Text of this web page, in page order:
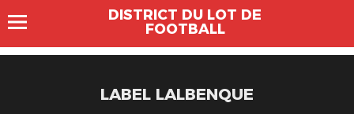
DISTRICT DU LOT DE
FOOTBALL
LABEL LALBENQUE